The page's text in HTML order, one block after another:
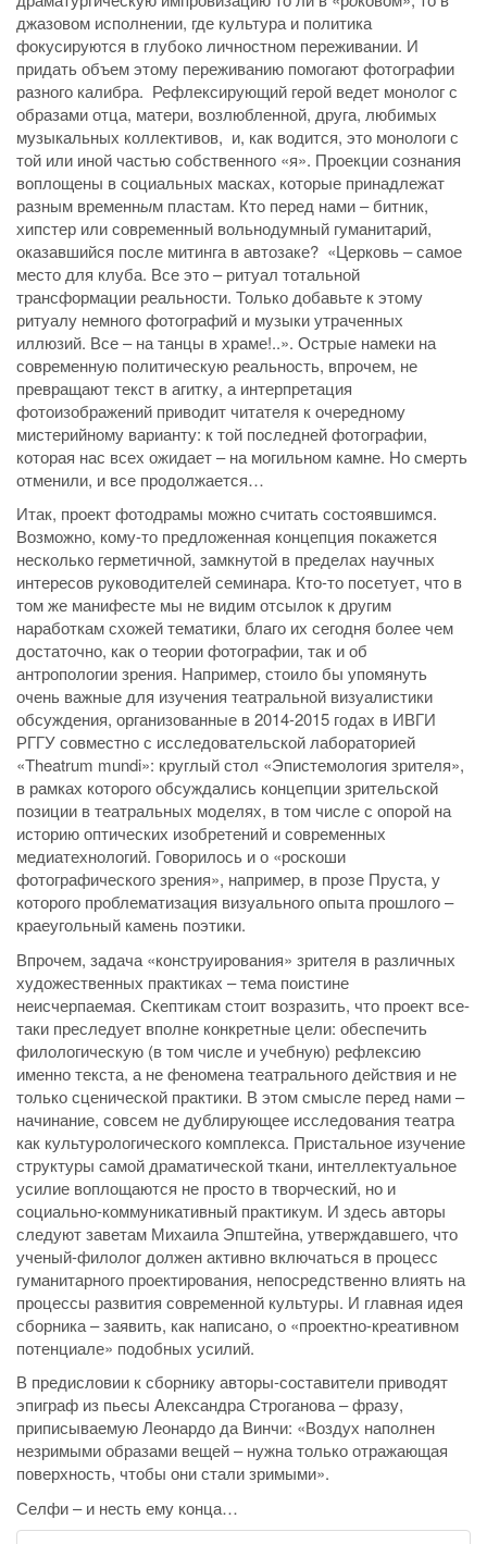
джазовом исполнении, где культура и политика
фокусируются в глубоко личностном переживании. И
придать объем этому переживанию помогают фотографии
разного калибра. Рефлексирующий герой ведет монолог с
образами отца, матери, возлюбленной, друга, любимых
музыкальных коллективов, и, как водится, это монологи с
той или иной частью собственного «я». Проекции сознания
воплощены в социальных масках, которые принадлежат
разным временным пластам. Кто перед нами – битник,
хипстер или современный вольнодумный гуманитарий,
оказавшийся после митинга в автозаке? «Церковь – самое
место для клуба. Все это – ритуал тотальной
трансформации реальности. Только добавьте к этому
ритуалу немного фотографий и музыки утраченных
иллюзий. Все – на танцы в храме!..». Острые намеки на
современную политическую реальность, впрочем, не
превращают текст в агитку, а интерпретация
фотоизображений приводит читателя к очередному
мистерийному варианту: к той последней фотографии,
которая нас всех ожидает – на могильном камне. Но смерть
отменили, и все продолжается…
Итак, проект фотодрамы можно считать состоявшимся.
Возможно, кому-то предложенная концепция покажется
несколько герметичной, замкнутой в пределах научных
интересов руководителей семинара. Кто-то посетует, что в
том же манифесте мы не видим отсылок к другим
наработкам схожей тематики, благо их сегодня более чем
достаточно, как о теории фотографии, так и об
антропологии зрения. Например, стоило бы упомянуть
очень важные для изучения театральной визуалистики
обсуждения, организованные в 2014-2015 годах в ИВГИ
РГГУ совместно с исследовательской лабораторией
«Theatrum mundi»: круглый стол «Эпистемология зрителя»,
в рамках которого обсуждались концепции зрительской
позиции в театральных моделях, в том числе с опорой на
историю оптических изобретений и современных
медиатехнологий. Говорилось и о «роскоши
фотографического зрения», например, в прозе Пруста, у
которого проблематизация визуального опыта прошлого –
краеугольный камень поэтики.
Впрочем, задача «конструирования» зрителя в различных
художественных практиках – тема поистине
неисчерпаемая. Скептикам стоит возразить, что проект все-
таки преследует вполне конкретные цели: обеспечить
филологическую (в том числе и учебную) рефлексию
именно текста, а не феномена театрального действия и не
только сценической практики. В этом смысле перед нами –
начинание, совсем не дублирующее исследования театра
как культурологического комплекса. Пристальное изучение
структуры самой драматической ткани, интеллектуальное
усилие воплощаются не просто в творческий, но и
социально-коммуникативный практикум. И здесь авторы
следуют заветам Михаила Эпштейна, утверждавшего, что
ученый-филолог должен активно включаться в процесс
гуманитарного проектирования, непосредственно влиять на
процессы развития современной культуры. И главная идея
сборника – заявить, как написано, о «проектно-креативном
потенциале» подобных усилий.
В предисловии к сборнику авторы-составители приводят
эпиграф из пьесы Александра Строганова – фразу,
приписываемую Леонардо да Винчи: «Воздух наполнен
незримыми образами вещей – нужна только отражающая
поверхность, чтобы они стали зримыми».
Селфи – и несть ему конца…